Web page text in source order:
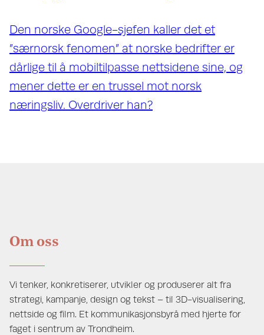
Den norske Google-sjefen kaller det et
”særnorsk fenomen” at norske bedrifter er
dårlige til å mobiltilpasse nettsidene sine, og
mener dette er en trussel mot norsk
næringsliv. Overdriver han?
Om oss
Vi tenker, konkretiserer, utvikler og produserer alt fra
strategi, kampanje, design og tekst – til 3D-visualisering,
nettside og film. Et kommunikasjonsbyrå med hjerte for
faget i sentrum av Trondheim.